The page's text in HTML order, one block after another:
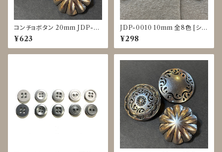
コンチョボタン 20mm JDP-0
016
¥623
JDP-0010 10mm 全8色 [シェ
ル調][裏足ボタン][ブラウス]
¥298